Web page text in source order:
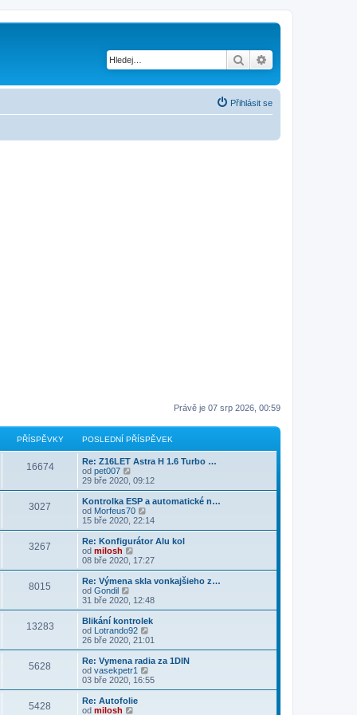
Hledat
Přihlásit se
Právě je 07 srp 2026, 00:59
PŘÍSPĚVKY POSLEDNÍ PŘÍSPĚVEK
16674
Re: Z16LET Astra H 1.6 Turbo …
od pet007
o
b
r
a
z
p
o
s
e
n
í
p
ř
í
s
p
ě
v
e
k
29 bře 2020, 09:12
3027
Kontrolka ESP a automatické n…
od Morfeus70
o
b
r
z
p
o
s
e
d
n
í
p
ř
í
s
15 bře 2020, 22:14
3267
Re: Konfigurátor Alu kol
od milosh
o
b
r
z
p
o
s
e
d
n
í
p
08 bře 2020, 17:27
8015
Re: Výmena skla vonkajšieho z…
od Gondil
o
b
r
a
z
p
o
s
e
31 bře 2020, 12:48
13283
Blikání kontrolek
od Lotrando92
o
b
r
z
26 bře 2020, 21:01
5628
Re: Vymena radia za 1DIN
od vasekpetr1
o
b
03 bře 2020, 16:55
5428
Re: Autofolie
od milosh